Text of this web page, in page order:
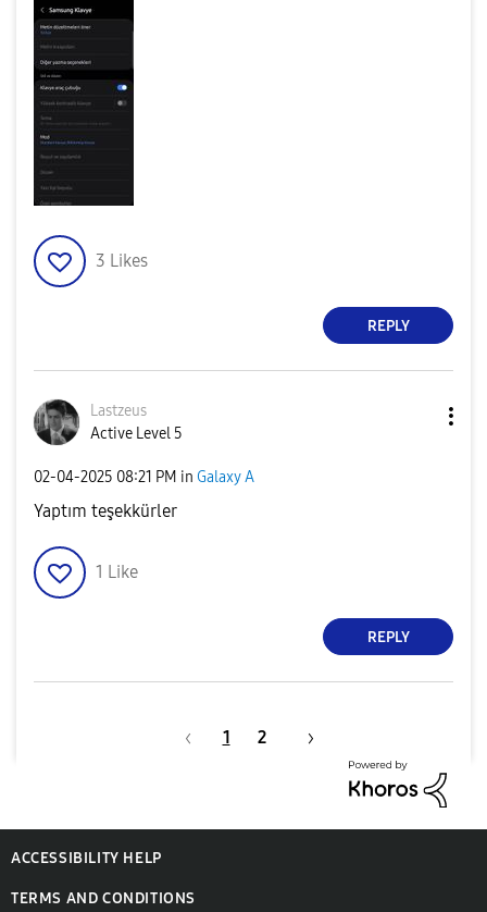
3 Likes
REPLY
Lastzeus
Active Level 5
‎02-04-2025 08:21 PM in Galaxy A
Yaptım teşekkürler
1 Like
REPLY
1 2
ACCESSIBILITY HELP
TERMS AND CONDITIONS